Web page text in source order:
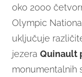
oko 2000
Olympic
uključuje
jezera Quinault
monumentalnih